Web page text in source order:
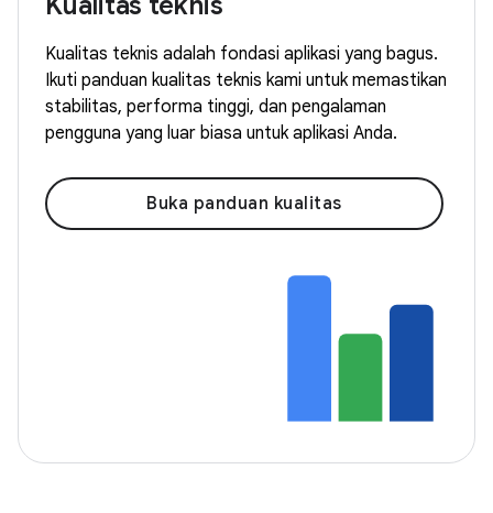
Kualitas teknis adalah fondasi aplikasi yang bagus.
Ikuti panduan kualitas teknis kami untuk memastikan
stabilitas, performa tinggi, dan pengalaman
pengguna yang luar biasa untuk aplikasi Anda.
Buka panduan kualitas